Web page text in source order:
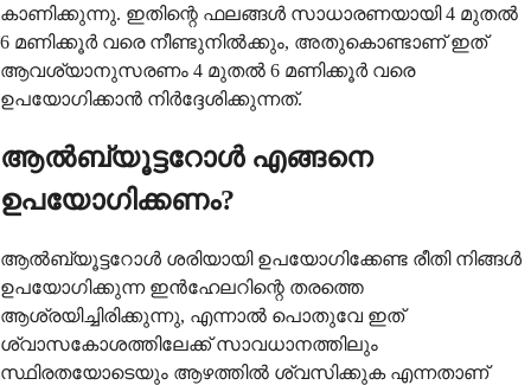
കാണിക്കുന്നു. ഇതിന്റെ ഫലങ്ങൾ സാധാരണയായി 4 മുതൽ
6 മണിക്കൂർ വരെ നീണ്ടുനിൽക്കും, അതുകൊണ്ടാണ് ഇത്
ആവശ്യാനുസരണം 4 മുതൽ 6 മണിക്കൂർ വരെ
ഉപയോഗിക്കാൻ നിർദ്ദേശിക്കുന്നത്.
ആൽബ്യൂട്ടറോൾ എങ്ങനെ
ഉപയോഗിക്കണം?
ആൽബ്യൂട്ടറോൾ ശരിയായി ഉപയോഗിക്കേണ്ട രീതി നിങ്ങൾ
ഉപയോഗിക്കുന്ന ഇൻഹേലറിന്റെ തരത്തെ
ആശ്രയിച്ചിരിക്കുന്നു, എന്നാൽ പൊതുവേ ഇത്
ശ്വാസകോശത്തിലേക്ക് സാവധാനത്തിലും
സ്ഥിരതയോടെയും ആഴത്തിൽ ശ്വസിക്കുക എന്നതാണ്